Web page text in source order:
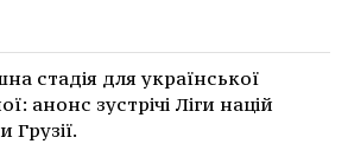
стадія для української
анонс зустрічі Ліги націй
Грузії.